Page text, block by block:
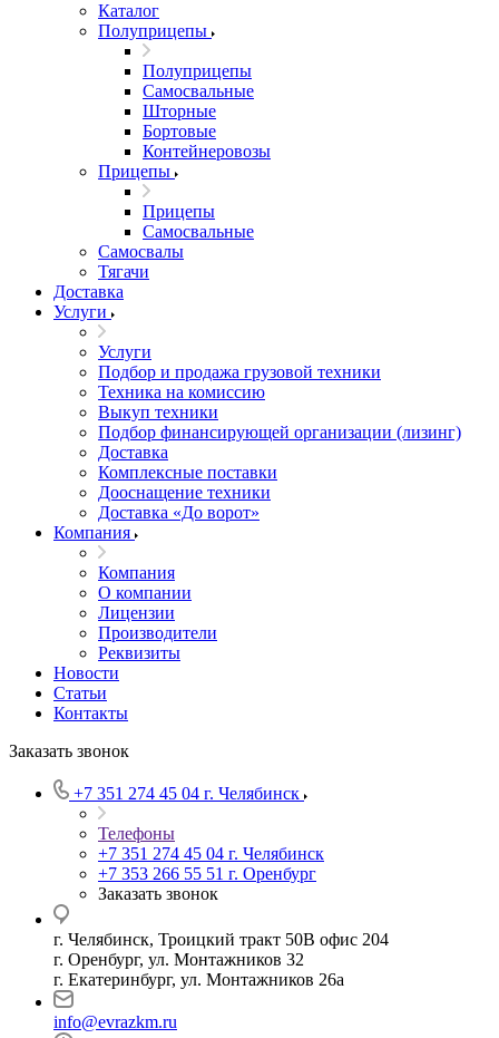
Каталог
Полуприцепы
Полуприцепы
Самосвальные
Шторные
Бортовые
Контейнеровозы
Прицепы
Прицепы
Самосвальные
Самосвалы
Тягачи
Доставка
Услуги
Услуги
Подбор и продажа грузовой техники
Техника на комиссию
Выкуп техники
Подбор финансирующей организации (лизинг)
Доставка
Комплексные поставки
Дооснащение техники
Доставка «До ворот»
Компания
Компания
О компании
Лицензии
Производители
Реквизиты
Новости
Статьи
Контакты
Заказать звонок
+7 351 274 45 04 г. Челябинск
Телефоны
+7 351 274 45 04 г. Челябинск
+7 353 266 55 51 г. Оренбург
Заказать звонок
г. Челябинск, Троицкий тракт 50В офис 204
г. Оренбург, ул. Монтажников 32
г. Екатеринбург, ул. Монтажников 26а
info@evrazkm.ru